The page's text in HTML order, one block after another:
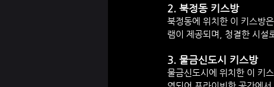
2. 북정동 키스방
북정동에 위치한 이 키스방
램이 제공되며, 청결한 시설
3. 물금신도시 키스방
물금신도시에 위치한 이 키